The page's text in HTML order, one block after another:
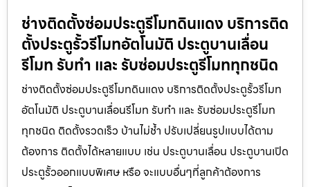
ช่างติดตั้งซ่อมประตูรีโมทดินแดง บริการติด
ตั้งประตูรั้วรีโมทอัตโนมัติ ประตูบานเลื่อน
รีโมท รับทำ และ รับซ่อมประตูรีโมททุกชนิด
ช่างติดตั้งซ่อมประตูรีโมทดินแดง บริการติดตั้งประตูรั้วรีโมท
อัตโนมัติ ประตูบานเลื่อนรีโมท รับทำ และ รับซ่อมประตูรีโมท
ทุกชนิด ติดตั้งรวดเร็ว บ้านไม่ช้ำ ปรับเปลี่ยนรูปแบบได้ตาม
ต้องการ ติดตั้งได้หลายแบบ เช่น ประตูบานเลื่อน ประตูบานเปิด
ประตูรั้วออกแบบพิเศษ หรือ จะแบบอื่นๆที่ลูกค้าต้องการ